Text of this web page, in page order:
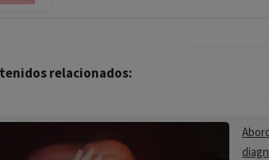
relacionados: